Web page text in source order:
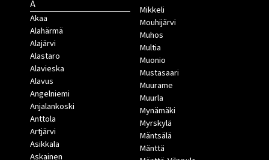
A
Akaa
Alahärmä
Alajärvi
Alastaro
Alavieska
Alavus
Angelniemi
Anjalankoski
Anttola
Artjärvi
Asikkala
Askainen
Mikkeli
Mouhijärvi
Muhos
Multia
Muonio
Mustasaari
Muurame
Muurla
Mynämäki
Myrskylä
Mäntsälä
Mänttä